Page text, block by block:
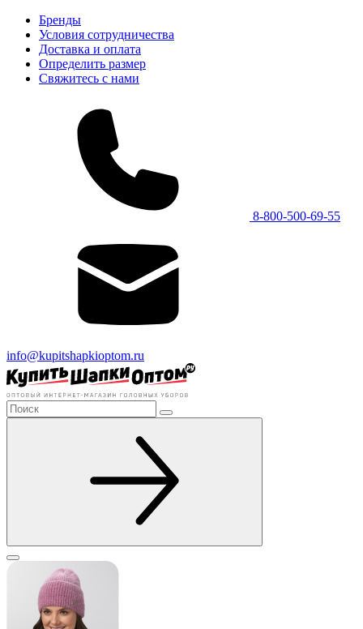
Бренды
Условия сотрудничества
Доставка и оплата
Определить размер
Свяжитесь с нами
8-800-500-69-55
info@kupitshapkioptom.ru